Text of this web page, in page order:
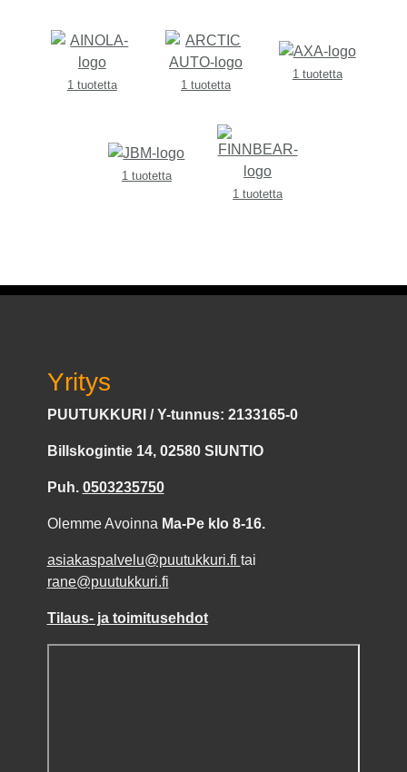
1 tuotetta 1 tuotetta
1 tuotetta
1 tuotetta
1 tuotetta
Yritys
PUUTUKKURI / Y-tunnus: 2133165-0
Billskogintie 14, 02580 SIUNTIO
Puh. 0503235750
Olemme Avoinna Ma-Pe klo 8-16.
asiakaspalvelu@puutukkuri.fi tai
rane@puutukkuri.fi
Tilaus- ja toimitusehdot